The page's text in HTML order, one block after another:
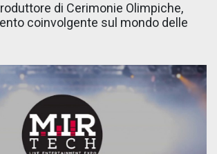
di Cerimonie Olimpiche,
coinvolgente sul mondo delle